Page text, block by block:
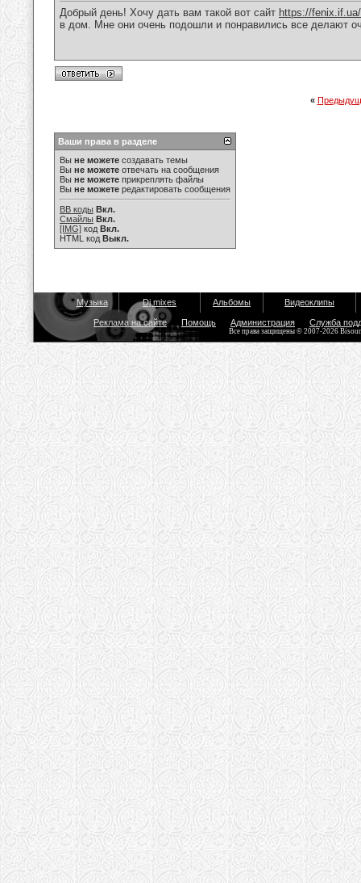
Добрый день! Хочу дать вам такой вот сайт https://
в дом. Мне они очень подошли и понравились все делают
«
Ваши права в разделе
Вы не можете создавать темы
Вы не можете отвечать на сообщения
Вы не можете прикреплять файлы
Вы не можете редактировать сообщения
BB коды Вкл.
Смайлы Вкл.
[IMG] код Вкл.
HTML код Выкл.
Музыка Dj mixes Альбомы Видеоклипы
Реклама на сайте Помощь Администрация Служба
Все права защищены © 2007-2026